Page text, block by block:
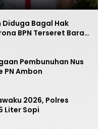
Bagal Hak
BPN Terseret Bara
Pembunuhan Nus
PN Ambon
2026, Polres
Liter Sopi